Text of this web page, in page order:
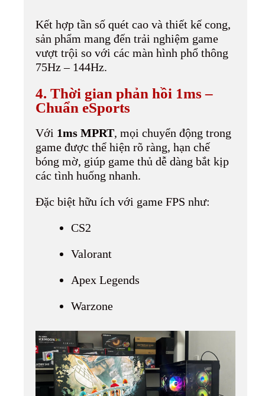
Kết hợp tần số quét cao và thiết kế cong,
sản phẩm mang đến trải nghiệm game
vượt trội so với các màn hình phổ thông
75Hz – 144Hz.
4. Thời gian phản hồi 1ms –
Chuẩn eSports
Với 1ms MPRT, mọi chuyển động trong
game được thể hiện rõ ràng, hạn chế
bóng mờ, giúp game thủ dễ dàng bắt kịp
các tình huống nhanh.
Đặc biệt hữu ích với game FPS như:
CS2
Valorant
Apex Legends
Warzone